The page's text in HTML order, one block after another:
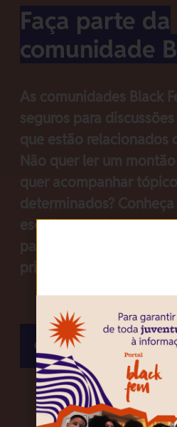
Faça parte da
comunidade
As comunidades Black
seguros para
que estão relacionados
Não quer ler um
quer acompanhar
determinados?
escolha aqueles que
parte e receba nossos
primeira mão.
Clique para acessar